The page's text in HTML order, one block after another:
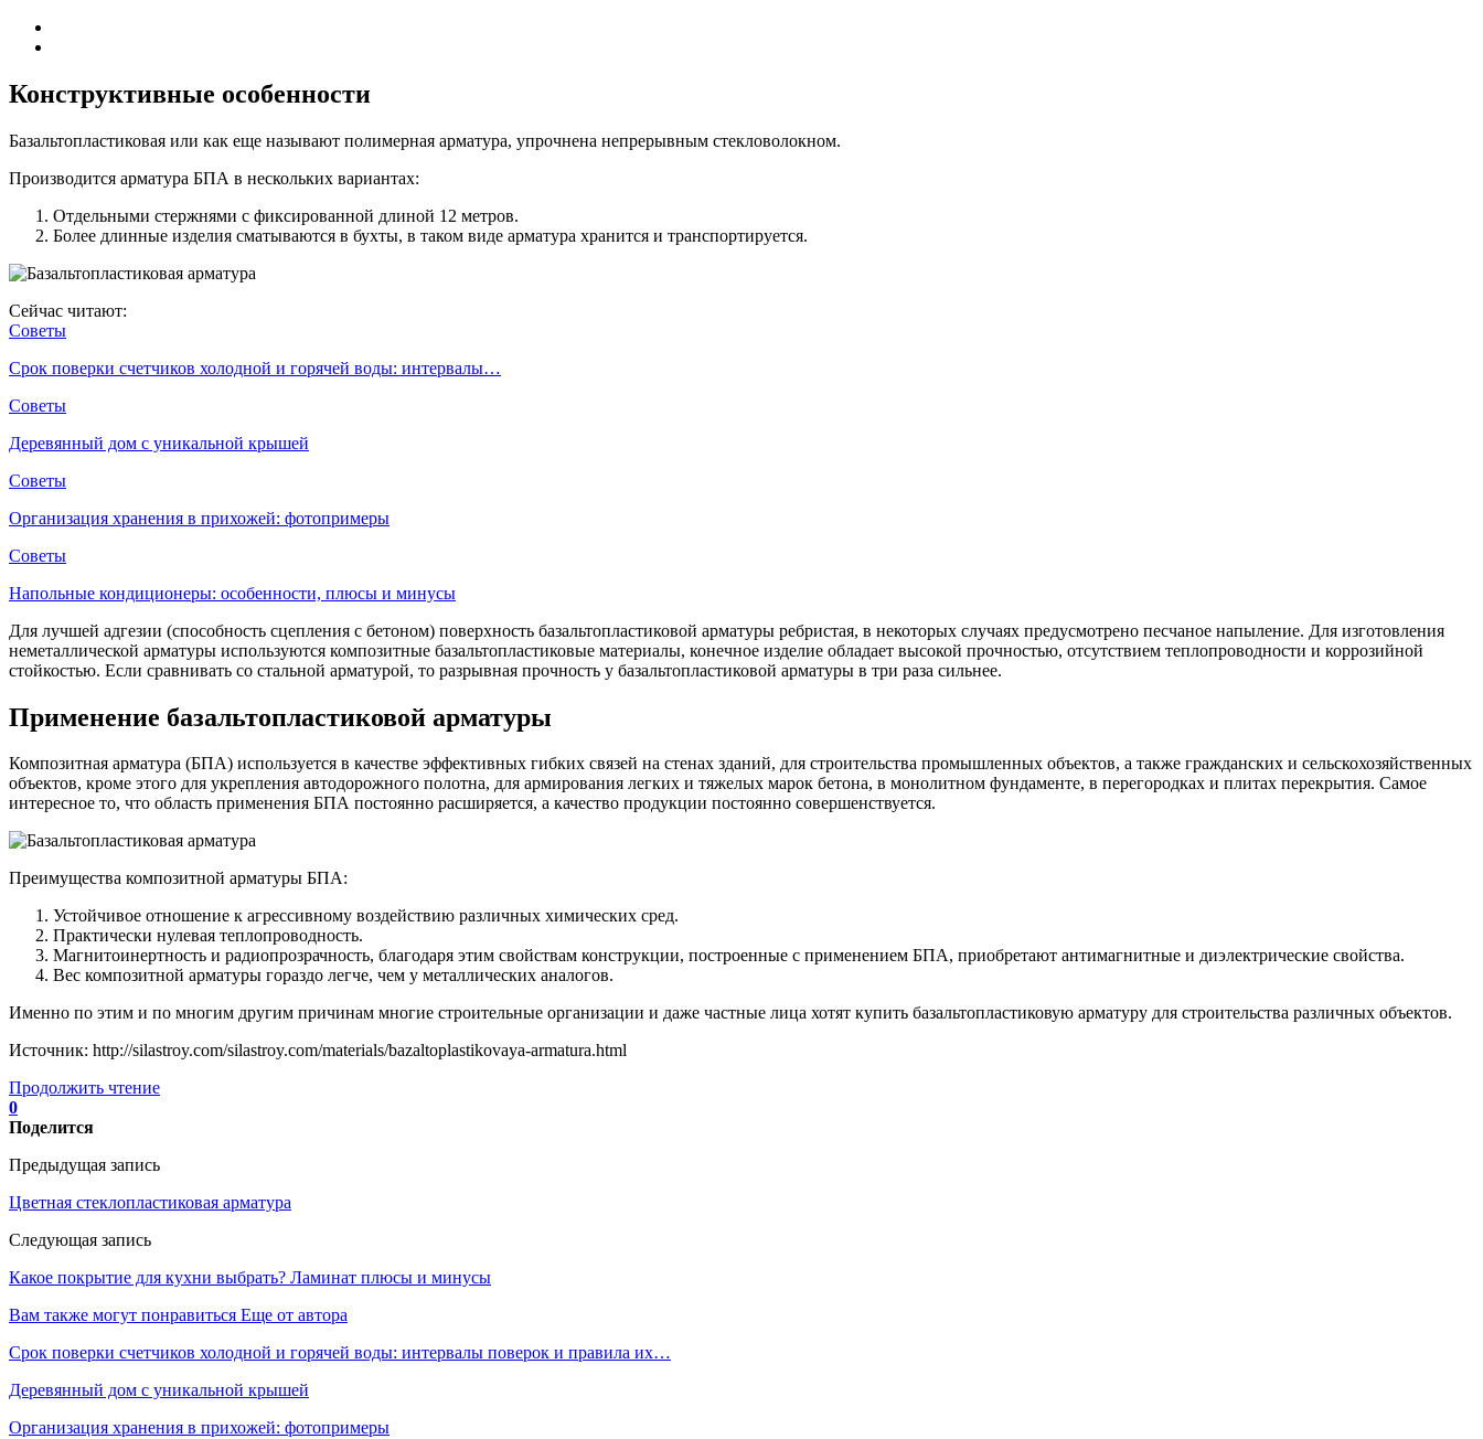
Конструктивные особенности
Базальтопластиковая или как еще называют полимерная арматура, упрочнена непрерывным стекловолокном.
Производится арматура БПА в нескольких вариантах:
Отдельными стержнями с фиксированной длиной 12 метров.
Более длинные изделия сматываются в бухты, в таком виде арматура хранится и транспортируется.
Сейчас читают:
Советы
Срок поверки счетчиков холодной и горячей воды: интервалы…
Советы
Деревянный дом с уникальной крышей
Советы
Организация хранения в прихожей: фотопримеры
Советы
Напольные кондиционеры: особенности, плюсы и минусы
Для лучшей адгезии (способность сцепления с бетоном) поверхность базальтопластиковой арматуры ребристая, в некоторых случаях предусмотрено песчаное напыление. Для изготовления
неметаллической арматуры используются композитные базальтопластиковые материалы, конечное изделие обладает высокой прочностью, отсутствием теплопроводности и коррозийной
стойкостью. Если сравнивать со стальной арматурой, то разрывная прочность у базальтопластиковой арматуры в три раза сильнее.
Применение базальтопластиковой арматуры
Композитная арматура (БПА) используется в качестве эффективных гибких связей на стенах зданий, для строительства промышленных объектов, а также гражданских и сельскохозяйственных
объектов, кроме этого для укрепления автодорожного полотна, для армирования легких и тяжелых марок бетона, в монолитном фундаменте, в перегородках и плитах перекрытия. Самое
интересное то, что область применения БПА постоянно расширяется, а качество продукции постоянно совершенствуется.
Преимущества композитной арматуры БПА:
Устойчивое отношение к агрессивному воздействию различных химических сред.
Практически нулевая теплопроводность.
Магнитоинертность и радиопрозрачность, благодаря этим свойствам конструкции, построенные с применением БПА, приобретают антимагнитные и диэлектрические свойства.
Вес композитной арматуры гораздо легче, чем у металлических аналогов.
Именно по этим и по многим другим причинам многие строительные организации и даже частные лица хотят купить базальтопластиковую арматуру для строительства различных объектов.
Источник: http://silastroy.com/silastroy.com/materials/bazaltoplastikovaya-armatura.html
Продолжить чтение
0
Поделится
Предыдущая запись
Цветная стеклопластиковая арматура
Следующая запись
Какое покрытие для кухни выбрать? Ламинат плюсы и минусы
Вам также могут понравиться Еще от автора
Срок поверки счетчиков холодной и горячей воды: интервалы поверок и правила их…
Деревянный дом с уникальной крышей
Организация хранения в прихожей: фотопримеры